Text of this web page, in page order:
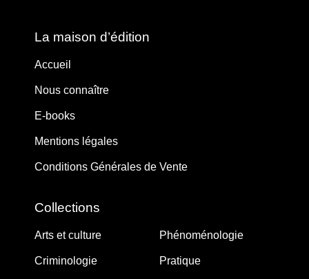
La maison d’édition
Accueil
Nous connaître
E-books
Mentions légales
Conditions Générales de Vente
Collections
Arts et culture
Criminologie
Phénoménologie
Pratique